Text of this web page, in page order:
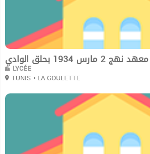
معهد نهج 2 مارس 1934 بحلق الوادي
LYCÉE
TUNIS • LA GOULETTE